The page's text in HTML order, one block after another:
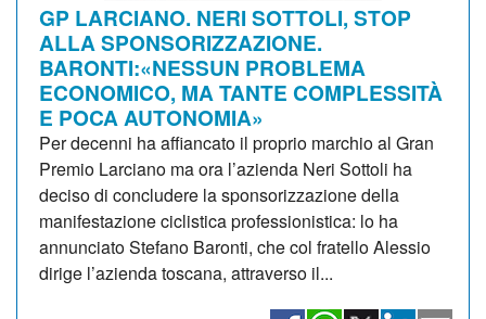
GP LARCIANO. NERI SOTTOLI, STOP
ALLA SPONSORIZZAZIONE.
BARONTI:«NESSUN PROBLEMA
ECONOMICO, MA TANTE COMPLESSITÀ
E POCA AUTONOMIA»
Per decenni ha affiancato il proprio marchio al Gran
Premio Larciano ma ora l’azienda Neri Sottoli ha
deciso di concludere la sponsorizzazione della
manifestazione ciclistica professionistica: lo ha
annunciato Stefano Baronti, che col fratello Alessio
dirige l’azienda toscana, attraverso il...